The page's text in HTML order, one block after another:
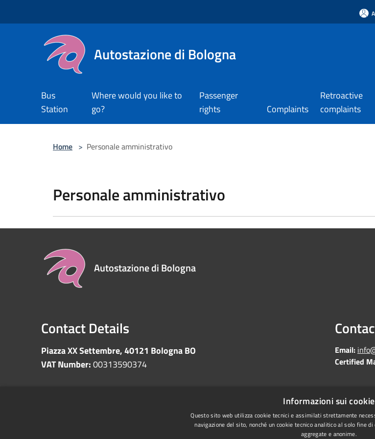
Autostazione di Bologna
Bus
Station
Where would you like to
go?
Passenger
rights
Complaints
Retroactive
complaints
Home > Personale amministrativo
Personale amministrativo
Autostazione di Bologna
Contact Details
Piazza XX Settembre, 40121 Bologna BO
VAT Number:00313590374
Email:
Certified
Sitemap
Statistics
Anti-money laundering
Informazioni sui cookie
Questo sito web utilizza cookie tecnici e assimilati strettamente
navigazione del sito, nonché un cookie tecnico analitico al solo fine
aggregate e anonime.